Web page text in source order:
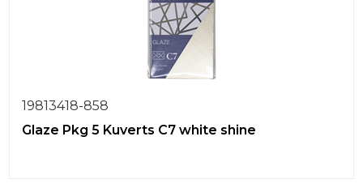
19813418-858
Glaze Pkg 5 Kuverts C7 white shine